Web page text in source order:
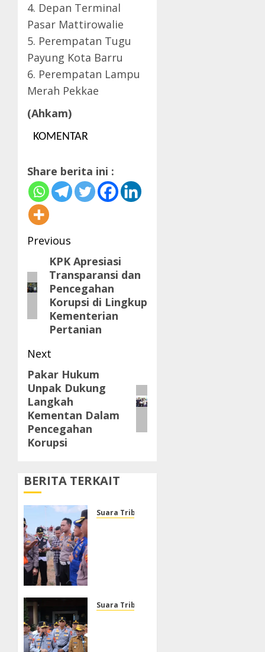
4. Depan Terminal
Pasar Mattirowalie
5. Perempatan Tugu
Payung Kota Barru
6. Perempatan Lampu
Merah Pekkae
(Ahkam)
KOMENTAR
Share berita ini :
Post
navigation
Previous
Previous
post:
KPK Apresiasi
Transparansi dan
Pencegahan
Korupsi di Lingkup
Kementerian
Pertanian
Next
Next
post:
Pakar Hukum
Unpak Dukung
Langkah
Kementan Dalam
Pencegahan
Korupsi
BERITA TERKAIT
Suara Tribrata
Cepat
Suara Tribrata